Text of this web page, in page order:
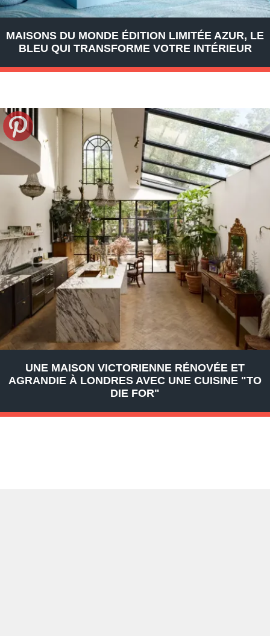
MAISONS DU MONDE ÉDITION LIMITÉE AZUR, LE
BLEU QUI TRANSFORME VOTRE INTÉRIEUR
UNE MAISON VICTORIENNE RÉNOVÉE ET
AGRANDIE À LONDRES AVEC UNE CUISINE "TO
DIE FOR"